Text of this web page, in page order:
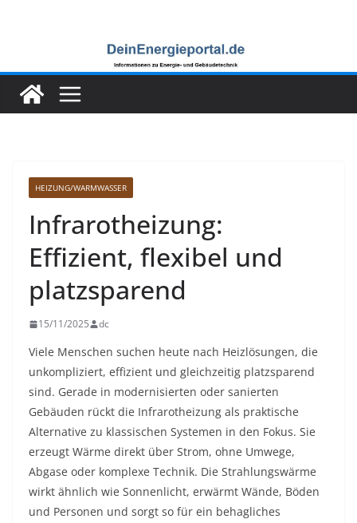
HEIZUNG/WARMWASSER
Infrarotheizung:
Effizient, flexibel und
platzsparend
15/11/2025 dc
Viele Menschen suchen heute nach Heizlösungen, die
unkompliziert, effizient und gleichzeitig platzsparend
sind. Gerade in modernisierten oder sanierten
Gebäuden rückt die Infrarotheizung als praktische
Alternative zu klassischen Systemen in den Fokus. Sie
erzeugt Wärme direkt über Strom, ohne Umwege,
Abgase oder komplexe Technik. Die Strahlungswärme
wirkt ähnlich wie Sonnenlicht, erwärmt Wände, Böden
und Personen und sorgt so für ein behagliches